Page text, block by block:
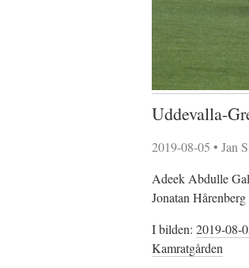
Uddevalla-
2019-08-05 • Jan
Adeek Abdulle
Jonatan Hårenberg
I bilden: 2019-08-
Kamratgården